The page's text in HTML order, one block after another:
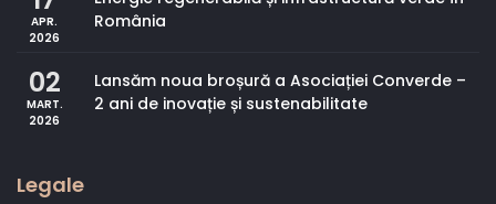
APR.
2026
România
02
MART.
2026
Lansăm noua broșură a Asociației Converde –
2 ani de inovație și sustenabilitate
Legale